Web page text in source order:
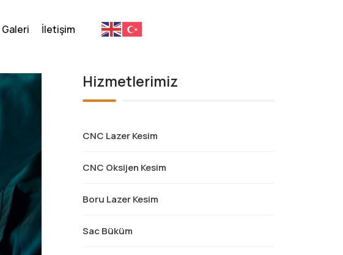
Galeri İletişim
Hizmetlerimiz
CNC Lazer Kesim
CNC Oksijen Kesim
Boru Lazer Kesim
Sac Büküm